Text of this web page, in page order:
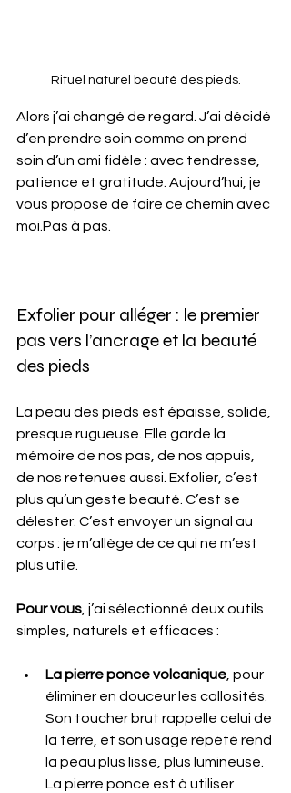
Rituel naturel beauté des pieds.
Alors j’ai changé de regard. J’ai décidé
d’en prendre soin comme on prend
soin d’un ami fidèle : avec tendresse,
patience et gratitude. Aujourd’hui, je
vous propose de faire ce chemin avec
moi.Pas à pas.
Exfolier pour alléger : le premier
pas vers l’ancrage et la beauté
des pieds
La peau des pieds est épaisse, solide,
presque rugueuse. Elle garde la
mémoire de nos pas, de nos appuis,
de nos retenues aussi. Exfolier, c’est
plus qu’un geste beauté. C’est se
délester. C’est envoyer un signal au
corps : je m’allège de ce qui ne m’est
plus utile.
Pour vous, j’ai sélectionné deux outils
simples, naturels et efficaces :
La pierre ponce volcanique, pour
éliminer en douceur les callosités.
Son toucher brut rappelle celui de
la terre, et son usage répété rend
la peau plus lisse, plus lumineuse.
La pierre ponce est à utiliser